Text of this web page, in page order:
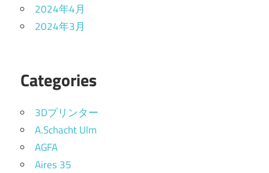
2024年4月
2024年3月
Categories
3Dプリンター
A.Schacht Ulm
AGFA
Aires 35